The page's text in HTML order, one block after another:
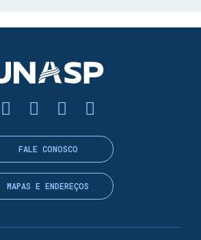
FALE CONOSCO
MAPAS E ENDEREÇOS